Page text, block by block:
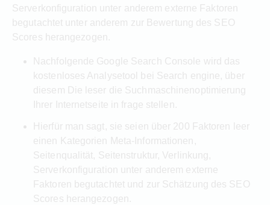
Serverkonfiguration unter anderem externe Faktoren
begutachtet unter anderem zur Bewertung des SEO
Scores herangezogen.
Nachfolgende Google Search Console wird das
kostenloses Analysetool bei Search engine, über
diesem Die leser die Suchmaschinenoptimierung
Ihrer Internetseite in frage stellen.
Hierfür man sagt, sie seien über 200 Faktoren leer
einen Kategorien Meta-Informationen,
Seitenqualität, Seitenstruktur, Verlinkung,
Serverkonfiguration unter anderem externe
Faktoren begutachtet und zur Schätzung des SEO
Scores herangezogen.